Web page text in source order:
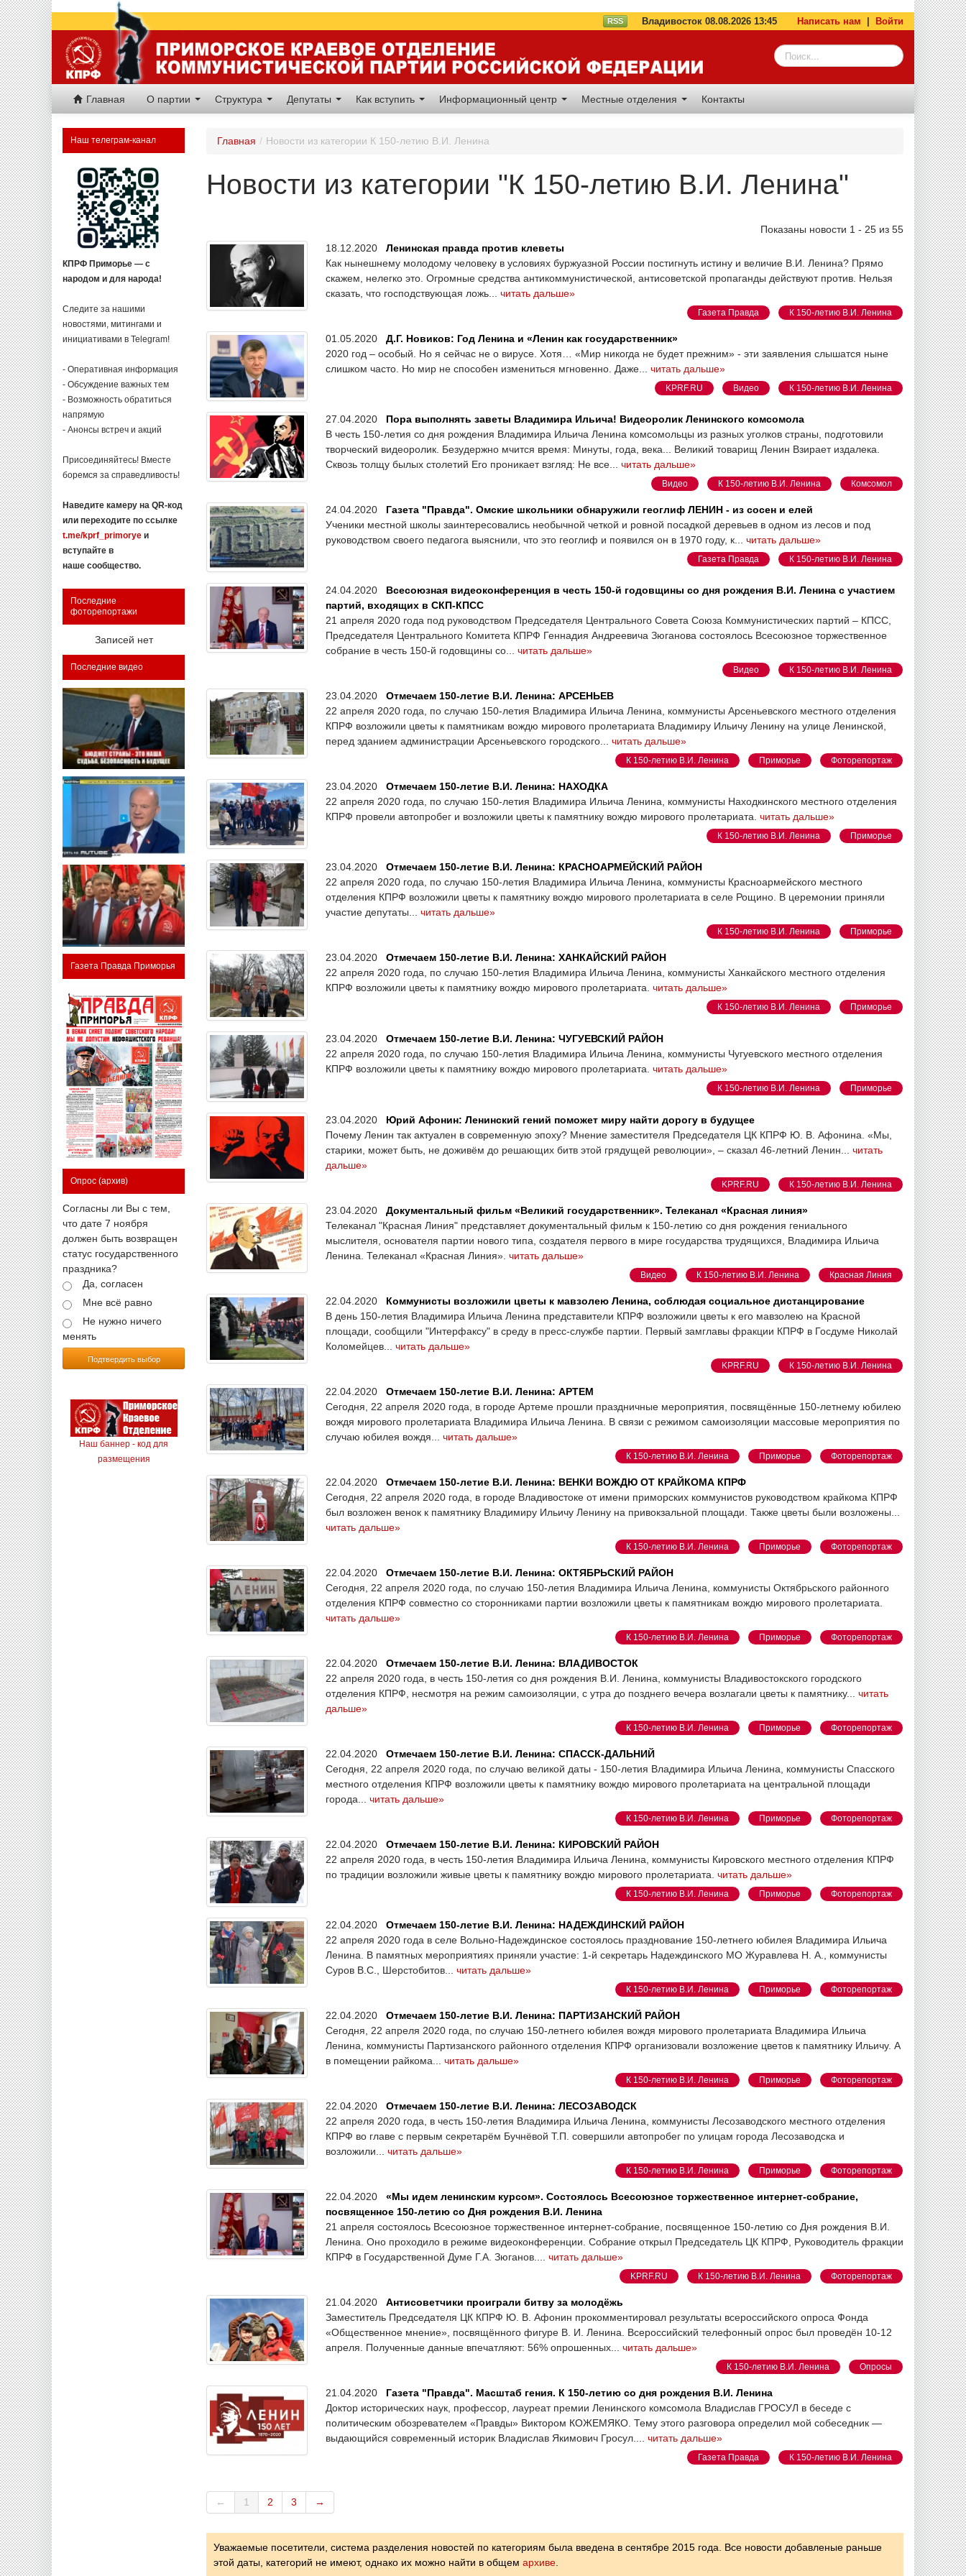
RSS Владивосток 08.08.2026 13:45 Написать нам Войти
Главная О партии Структура Депутаты Как вступить Информационный центр Местные отделения Контакты
Наш телеграм-канал
КПРФ Приморье — с
народом и для народа!
Следите за нашими
новостями, митингами и
инициативами в Telegram!
- Оперативная информация
- Обсуждение важных тем
- Возможность обратиться
напрямую
- Анонсы встреч и акций
Присоединяйтесь! Вместе
боремся за справедливость!
Наведите камеру на QR-код
или переходите по ссылке
t.me/kprf_primorye и
вступайте в
наше сообщество.
Последние
фоторепортажи
Записей нет
Последние видео
Газета Правда Приморья
Опрос (архив)
Согласны ли Вы с тем,
что дате 7 ноября
должен быть возвращен
статус государственного
праздника?
Да, согласен
Мне всё равно
Не нужно ничего
менять
Подтвердить выбор
Наш баннер - код для
размещения
Главная / Новости из категории К 150-летию В.И. Ленина
Новости из категории "К 150-летию В.И. Ленина"
Показаны новости 1 - 25 из 55
18.12.2020 Ленинская правда против клеветы
Как нынешнему молодому человеку в условиях буржуазной России постигнуть истину и величие В.И. Ленина? Прямо
скажем, нелегко это. Огромные средства антикоммунистической, антисоветской пропаганды действуют против. Нельзя
сказать, что господствующая ложь... читать дальше»
Газета Правда К 150-летию В.И. Ленина
01.05.2020 Д.Г. Новиков: Год Ленина и «Ленин как государственник»
2020 год – особый. Но я сейчас не о вирусе. Хотя… «Мир никогда не будет прежним» - эти заявления слышатся ныне
слишком часто. Но мир не способен измениться мгновенно. Даже... читать дальше»
KPRF.RU Видео К 150-летию В.И. Ленина
27.04.2020 Пора выполнять заветы Владимира Ильича! Видеоролик Ленинского комсомола
В честь 150-летия со дня рождения Владимира Ильича Ленина комсомольцы из разных уголков страны, подготовили
творческий видеоролик. Безудержно мчится время: Минуты, года, века... Великий товарищ Ленин Взирает издалека.
Сквозь толщу былых столетий Его проникает взгляд: Не все... читать дальше»
Видео К 150-летию В.И. Ленина Комсомол
24.04.2020 Газета "Правда". Омские школьники обнаружили геоглиф ЛЕНИН - из сосен и елей
Ученики местной школы заинтересовались необычной четкой и ровной посадкой деревьев в одном из лесов и под
руководством своего педагога выяснили, что это геоглиф и появился он в 1970 году, к... читать дальше»
Газета Правда К 150-летию В.И. Ленина
24.04.2020 Всесоюзная видеоконференция в честь 150-й годовщины со дня рождения В.И. Ленина с участием
партий, входящих в СКП-КПСС
21 апреля 2020 года под руководством Председателя Центрального Совета Союза Коммунистических партий – КПСС,
Председателя Центрального Комитета КПРФ Геннадия Андреевича Зюганова состоялось Всесоюзное торжественное
собрание в честь 150-й годовщины со... читать дальше»
Видео К 150-летию В.И. Ленина
23.04.2020 Отмечаем 150-летие В.И. Ленина: АРСЕНЬЕВ
22 апреля 2020 года, по случаю 150-летия Владимира Ильича Ленина, коммунисты Арсеньевского местного отделения
КПРФ возложили цветы к памятникам вождю мирового пролетариата Владимиру Ильичу Ленину на улице Ленинской,
перед зданием администрации Арсеньевского городского... читать дальше»
К 150-летию В.И. Ленина Приморье Фоторепортаж
23.04.2020 Отмечаем 150-летие В.И. Ленина: НАХОДКА
22 апреля 2020 года, по случаю 150-летия Владимира Ильича Ленина, коммунисты Находкинского местного отделения
КПРФ провели автопробег и возложили цветы к памятнику вождю мирового пролетариата. читать дальше»
К 150-летию В.И. Ленина Приморье
23.04.2020 Отмечаем 150-летие В.И. Ленина: КРАСНОАРМЕЙСКИЙ РАЙОН
22 апреля 2020 года, по случаю 150-летия Владимира Ильича Ленина, коммунисты Красноармейского местного
отделения КПРФ возложили цветы к памятнику вождю мирового пролетариата в селе Рощино. В церемонии приняли
участие депутаты... читать дальше»
К 150-летию В.И. Ленина Приморье
23.04.2020 Отмечаем 150-летие В.И. Ленина: ХАНКАЙСКИЙ РАЙОН
22 апреля 2020 года, по случаю 150-летия Владимира Ильича Ленина, коммунисты Ханкайского местного отделения
КПРФ возложили цветы к памятнику вождю мирового пролетариата. читать дальше»
К 150-летию В.И. Ленина Приморье
23.04.2020 Отмечаем 150-летие В.И. Ленина: ЧУГУЕВСКИЙ РАЙОН
22 апреля 2020 года, по случаю 150-летия Владимира Ильича Ленина, коммунисты Чугуевского местного отделения
КПРФ возложили цветы к памятнику вождю мирового пролетариата. читать дальше»
К 150-летию В.И. Ленина Приморье
23.04.2020 Юрий Афонин: Ленинский гений поможет миру найти дорогу в будущее
Почему Ленин так актуален в современную эпоху? Мнение заместителя Председателя ЦК КПРФ Ю. В. Афонина. «Мы,
старики, может быть, не доживём до решающих битв этой грядущей революции», – сказал 46-летний Ленин... читать
дальше»
KPRF.RU К 150-летию В.И. Ленина
23.04.2020 Документальный фильм «Великий государственник». Телеканал «Красная линия»
Телеканал "Красная Линия" представляет документальный фильм к 150-летию со дня рождения гениального
мыслителя, основателя партии нового типа, создателя первого в мире государства трудящихся, Владимира Ильича
Ленина. Телеканал «Красная Линия». читать дальше»
Видео К 150-летию В.И. Ленина Красная Линия
22.04.2020 Коммунисты возложили цветы к мавзолею Ленина, соблюдая социальное дистанцирование
В день 150-летия Владимира Ильича Ленина представители КПРФ возложили цветы к его мавзолею на Красной
площади, сообщили "Интерфаксу" в среду в пресс-службе партии. Первый замглавы фракции КПРФ в Госдуме Николай
Коломейцев... читать дальше»
KPRF.RU К 150-летию В.И. Ленина
22.04.2020 Отмечаем 150-летие В.И. Ленина: АРТЕМ
Сегодня, 22 апреля 2020 года, в городе Артеме прошли праздничные мероприятия, посвящённые 150-летнему юбилею
вождя мирового пролетариата Владимира Ильича Ленина. В связи с режимом самоизоляции массовые мероприятия по
случаю юбилея вождя... читать дальше»
К 150-летию В.И. Ленина Приморье Фоторепортаж
22.04.2020 Отмечаем 150-летие В.И. Ленина: ВЕНКИ ВОЖДЮ ОТ КРАЙКОМА КПРФ
Сегодня, 22 апреля 2020 года, в городе Владивостоке от имени приморских коммунистов руководством крайкома КПРФ
был возложен венок к памятнику Владимиру Ильичу Ленину на привокзальной площади. Также цветы были возложены...
читать дальше»
К 150-летию В.И. Ленина Приморье Фоторепортаж
22.04.2020 Отмечаем 150-летие В.И. Ленина: ОКТЯБРЬСКИЙ РАЙОН
Сегодня, 22 апреля 2020 года, по случаю 150-летия Владимира Ильича Ленина, коммунисты Октябрьского районного
отделения КПРФ совместно со сторонниками партии возложили цветы к памятникам вождю мирового пролетариата.
читать дальше»
К 150-летию В.И. Ленина Приморье Фоторепортаж
22.04.2020 Отмечаем 150-летие В.И. Ленина: ВЛАДИВОСТОК
22 апреля 2020 года, в честь 150-летия со дня рождения В.И. Ленина, коммунисты Владивостокского городского
отделения КПРФ, несмотря на режим самоизоляции, с утра до позднего вечера возлагали цветы к памятнику... читать
дальше»
К 150-летию В.И. Ленина Приморье Фоторепортаж
22.04.2020 Отмечаем 150-летие В.И. Ленина: СПАССК-ДАЛЬНИЙ
Сегодня, 22 апреля 2020 года, по случаю великой даты - 150-летия Владимира Ильича Ленина, коммунисты Спасского
местного отделения КПРФ возложили цветы к памятнику вождю мирового пролетариата на центральной площади
города... читать дальше»
К 150-летию В.И. Ленина Приморье Фоторепортаж
22.04.2020 Отмечаем 150-летие В.И. Ленина: КИРОВСКИЙ РАЙОН
22 апреля 2020 года, в честь 150-летия Владимира Ильича Ленина, коммунисты Кировского местного отделения КПРФ
по традиции возложили живые цветы к памятнику вождю мирового пролетариата. читать дальше»
К 150-летию В.И. Ленина Приморье Фоторепортаж
22.04.2020 Отмечаем 150-летие В.И. Ленина: НАДЕЖДИНСКИЙ РАЙОН
22 апреля 2020 года в селе Вольно-Надеждинское состоялось празднование 150-летнего юбилея Владимира Ильича
Ленина. В памятных мероприятиях приняли участие: 1-й секретарь Надеждинского МО Журавлева Н. А., коммунисты
Суров В.С., Шерстобитов... читать дальше»
К 150-летию В.И. Ленина Приморье Фоторепортаж
22.04.2020 Отмечаем 150-летие В.И. Ленина: ПАРТИЗАНСКИЙ РАЙОН
Сегодня, 22 апреля 2020 года, по случаю 150-летнего юбилея вождя мирового пролетариата Владимира Ильича
Ленина, коммунисты Партизанского районного отделения КПРФ организовали возложение цветов к памятнику Ильичу. А
в помещении райкома... читать дальше»
К 150-летию В.И. Ленина Приморье Фоторепортаж
22.04.2020 Отмечаем 150-летие В.И. Ленина: ЛЕСОЗАВОДСК
22 апреля 2020 года, в честь 150-летия Владимира Ильича Ленина, коммунисты Лесозаводского местного отделения
КПРФ во главе с первым секретарём Бучнёвой Т.П. совершили автопробег по улицам города Лесозаводска и
возложили... читать дальше»
К 150-летию В.И. Ленина Приморье Фоторепортаж
22.04.2020 «Мы идем ленинским курсом». Состоялось Всесоюзное торжественное интернет-собрание,
посвященное 150-летию со Дня рождения В.И. Ленина
21 апреля состоялось Всесоюзное торжественное интернет-собрание, посвященное 150-летию со Дня рождения В.И.
Ленина. Оно проходило в режиме видеоконференции. Собрание открыл Председатель ЦК КПРФ, Руководитель фракции
КПРФ в Государственной Думе Г.А. Зюганов.... читать дальше»
KPRF.RU К 150-летию В.И. Ленина Фоторепортаж
21.04.2020 Антисоветчики проиграли битву за молодёжь
Заместитель Председателя ЦК КПРФ Ю. В. Афонин прокомментировал результаты всероссийского опроса Фонда
«Общественное мнение», посвящённого фигуре В. И. Ленина. Всероссийский телефонный опрос был проведён 10-12
апреля. Полученные данные впечатляют: 56% опрошенных... читать дальше»
К 150-летию В.И. Ленина Опросы
21.04.2020 Газета "Правда". Масштаб гения. К 150-летию со дня рождения В.И. Ленина
Доктор исторических наук, профессор, лауреат премии Ленинского комсомола Владислав ГРОСУЛ в беседе с
политическим обозревателем «Правды» Виктором КОЖЕМЯКО. Тему этого разговора определил мой собеседник —
выдающийся современный историк Владислав Якимович Гросул.... читать дальше»
Газета Правда К 150-летию В.И. Ленина
← 1 2 3 →
Уважаемые посетители, система разделения новостей по категориям была введена в сентябре 2015 года. Все новости добавленые раньше
этой даты, категорий не имеют, однако их можно найти в общем архиве